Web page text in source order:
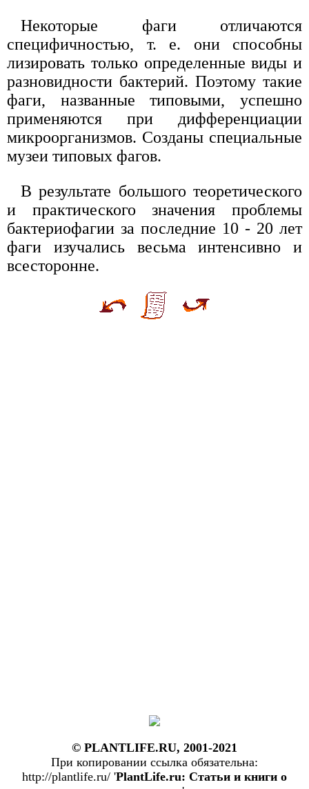
Некоторые фаги отличаются
специфичностью, т. е. они способны
лизировать только определенные виды и
разновидности бактерий. Поэтому такие
фаги, названные типовыми, успешно
применяются при дифференциации
микроорганизмов. Созданы специальные
музеи типовых фагов.
В результате большого теоретического
и практического значения проблемы
бактериофагии за последние 10 - 20 лет
фаги изучались весьма интенсивно и
всесторонне.
© PLANTLIFE.RU, 2001-2021
При копировании ссылка обязательна:
http://plantlife.ru/ 'PlantLife.ru: Статьи и книги о